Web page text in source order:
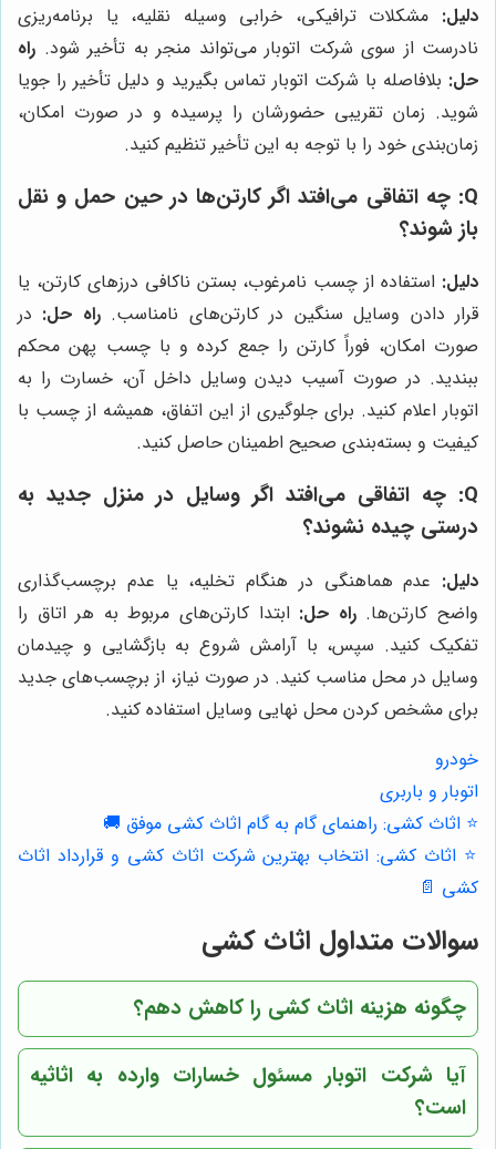
دلیل: مشکلات ترافیکی، خرابی وسیله نقلیه، یا برنامه‌ریزی
نادرست از سوی شرکت اتوبار می‌تواند منجر به تأخیر شود. راه
حل: بلافاصله با شرکت اتوبار تماس بگیرید و دلیل تأخیر را جویا
شوید. زمان تقریبی حضورشان را پرسیده و در صورت امکان،
زمان‌بندی خود را با توجه به این تأخیر تنظیم کنید.
Q: چه اتفاقی می‌افتد اگر کارتن‌ها در حین حمل و نقل
باز شوند؟
دلیل: استفاده از چسب نامرغوب، بستن ناکافی درزهای کارتن، یا
قرار دادن وسایل سنگین در کارتن‌های نامناسب.راه حل: در
صورت امکان، فوراً کارتن را جمع کرده و با چسب پهن محکم
ببندید. در صورت آسیب دیدن وسایل داخل آن، خسارت را به
اتوبار اعلام کنید. برای جلوگیری از این اتفاق، همیشه از چسب با
کیفیت و بسته‌بندی صحیح اطمینان حاصل کنید.
Q: چه اتفاقی می‌افتد اگر وسایل در منزل جدید به
درستی چیده نشوند؟
دلیل: عدم هماهنگی در هنگام تخلیه، یا عدم برچسب‌گذاری
واضح کارتن‌ها.راه حل: ابتدا کارتن‌های مربوط به هر اتاق را
تفکیک کنید. سپس، با آرامش شروع به بازگشایی و چیدمان
وسایل در محل مناسب کنید. در صورت نیاز، از برچسب‌های جدید
برای مشخص کردن محل نهایی وسایل استفاده کنید.
خودرو
اتوبار و باربری
⭐️ اثاث کشی: راهنمای گام به گام اثاث کشی موفق 🚚
⭐️ اثاث کشی: انتخاب بهترین شرکت اثاث کشی و قرارداد اثاث
کشی 📄
سوالات متداول اثاث کشی
چگونه هزینه اثاث کشی را کاهش دهم؟
آیا شرکت اتوبار مسئول خسارات وارده به اثاثیه
است؟